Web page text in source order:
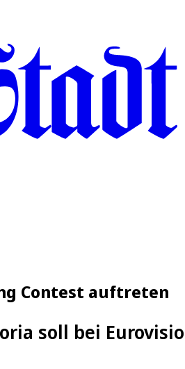
Contest auftreten
soll bei